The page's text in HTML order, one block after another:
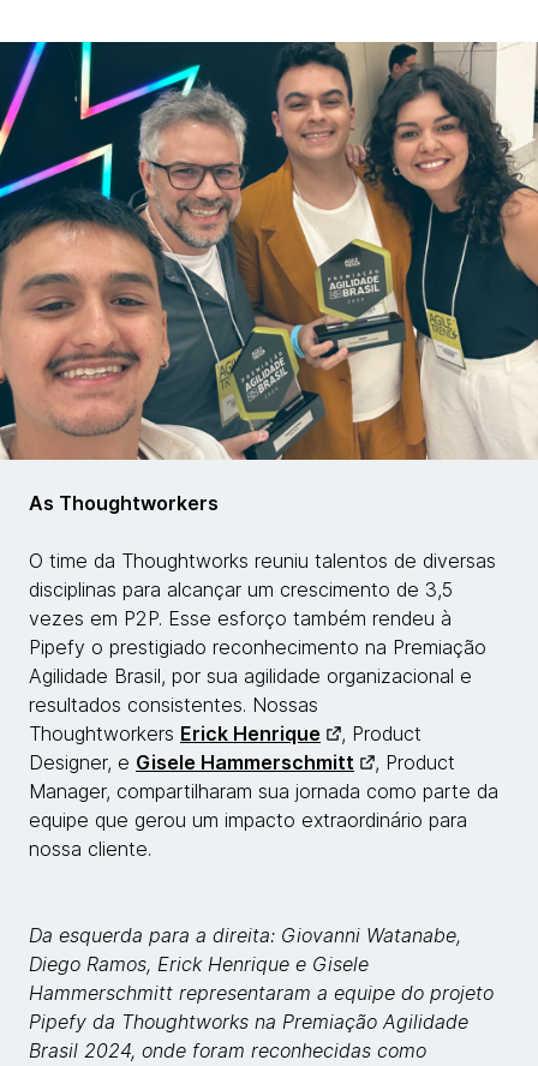
As Thoughtworkers
O time da Thoughtworks reuniu talentos de diversas
disciplinas para alcançar um crescimento de 3,5
vezes em P2P. Esse esforço também rendeu à
Pipefy o prestigiado reconhecimento na Premiação
Agilidade Brasil, por sua agilidade organizacional e
resultados consistentes. Nossas
Thoughtworkers Erick Henrique
, Product
Designer, e Gisele Hammerschmitt
, Product
Manager, compartilharam sua jornada como parte da
equipe que gerou um impacto extraordinário para
nossa cliente.
Da esquerda para a direita: Giovanni Watanabe,
Diego Ramos, Erick Henrique e Gisele
Hammerschmitt representaram a equipe do projeto
Pipefy da Thoughtworks na Premiação Agilidade
Brasil 2024, onde foram reconhecidas como